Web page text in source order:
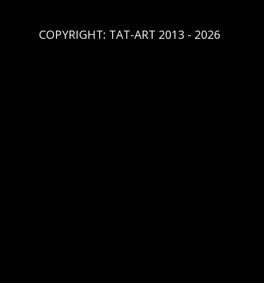
COPYRIGHT: TAT-ART 2013 - 2026